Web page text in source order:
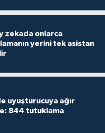
zekada onlarca
yerini tek asistan
uyuşturucuya ağır
844 tutuklama